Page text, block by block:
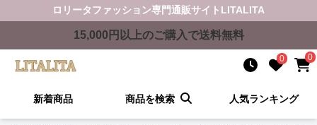
ロリータファッション専門通販サイト LITALITA
15,000 円以上のご購入で送料無料
0 0
新着商品 商品を検索 人気ランキング